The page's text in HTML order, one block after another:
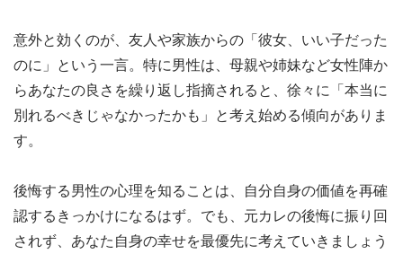
意外と効くのが、友人や家族からの「彼女、いい子だった
のに」という一言。特に男性は、母親や姉妹など女性陣か
らあなたの良さを繰り返し指摘されると、徐々に「本当に
別れるべきじゃなかったかも」と考え始める傾向がありま
す。
後悔する男性の心理を知ることは、自分自身の価値を再確
認するきっかけになるはず。でも、元カレの後悔に振り回
されず、あなた自身の幸せを最優先に考えていきましょう